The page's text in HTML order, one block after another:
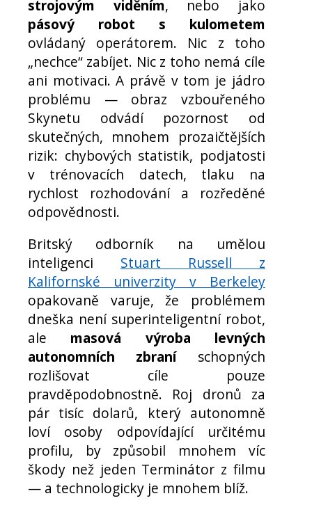
strojovým viděním, nebo jako
pásový robot s kulometem
ovládaný operátorem. Nic z toho
„nechce“ zabíjet. Nic z toho nemá cíle
ani motivaci. A právě v tom je jádro
problému — obraz vzbouřeného
Skynetu odvádí pozornost od
skutečných, mnohem prozaičtějších
rizik: chybových statistik, podjatosti
v trénovacích datech, tlaku na
rychlost rozhodování a rozředěné
odpovědnosti.
Britský odborník na umělou
inteligenci Stuart Russell z
Kalifornské univerzity v Berkeley
opakovaně varuje, že problémem
dneška není superinteligentní robot,
ale masová výroba levných
autonomních zbraníschopných
rozlišovat cíle pouze
pravděpodobnostně. Roj dronů za
pár tisíc dolarů, který autonomně
loví osoby odpovídající určitému
profilu, by způsobil mnohem víc
škody než jeden Terminátor z filmu
— a technologicky je mnohem blíž.